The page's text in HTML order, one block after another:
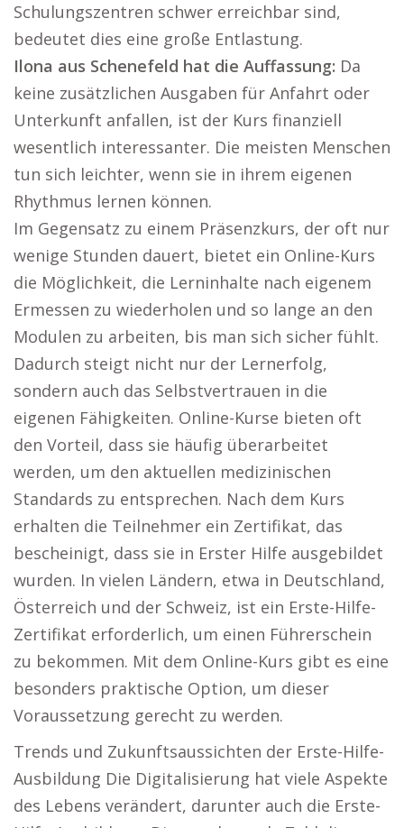
Schulungszentren schwer erreichbar sind,
bedeutet dies eine große Entlastung.
Ilona aus Schenefeld hat die Auffassung: Da
keine zusätzlichen Ausgaben für Anfahrt oder
Unterkunft anfallen, ist der Kurs finanziell
wesentlich interessanter. Die meisten Menschen
tun sich leichter, wenn sie in ihrem eigenen
Rhythmus lernen können.
Im Gegensatz zu einem Präsenzkurs, der oft nur
wenige Stunden dauert, bietet ein Online-Kurs
die Möglichkeit, die Lerninhalte nach eigenem
Ermessen zu wiederholen und so lange an den
Modulen zu arbeiten, bis man sich sicher fühlt.
Dadurch steigt nicht nur der Lernerfolg,
sondern auch das Selbstvertrauen in die
eigenen Fähigkeiten. Online-Kurse bieten oft
den Vorteil, dass sie häufig überarbeitet
werden, um den aktuellen medizinischen
Standards zu entsprechen. Nach dem Kurs
erhalten die Teilnehmer ein Zertifikat, das
bescheinigt, dass sie in Erster Hilfe ausgebildet
wurden. In vielen Ländern, etwa in Deutschland,
Österreich und der Schweiz, ist ein Erste-Hilfe-
Zertifikat erforderlich, um einen Führerschein
zu bekommen. Mit dem Online-Kurs gibt es eine
besonders praktische Option, um dieser
Voraussetzung gerecht zu werden.
Trends und Zukunftsaussichten der Erste-Hilfe-
Ausbildung Die Digitalisierung hat viele Aspekte
des Lebens verändert, darunter auch die Erste-